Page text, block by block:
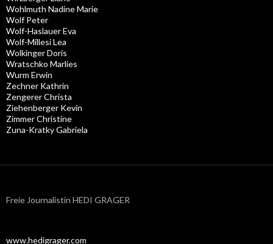
Wohlmuth Nadine Marie
Wolf Peter
Wolf-Haslauer Eva
Wolf-Millesi Lea
Wolkinger Doris
Wratschko Marlies
Wurm Erwin
Zechner Kathrin
Zengerer Christa
Ziehenberger Kevin
Zimmer Christine
Zuna-Kratky Gabriela
Freie Journalistin HEDI GRAGER
www.hedigrager.com